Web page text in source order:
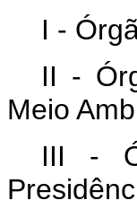
I -
II -
Meio
III -